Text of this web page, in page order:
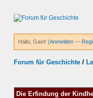
Hallo, Gast! (Anmelden —
Forum für Geschichte /
Die Erfindung der